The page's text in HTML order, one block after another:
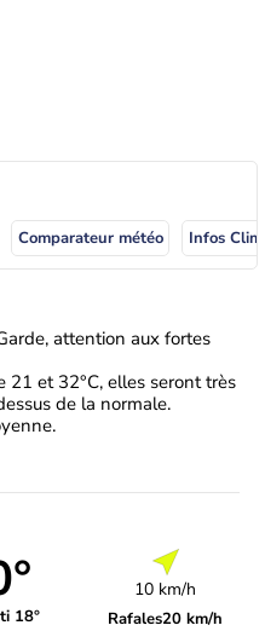
Comparateur météo Infos
attention aux fortes
21 et 32°C, elles seront très
de la normale.
18°
10 km/h
Rafales20 km/h